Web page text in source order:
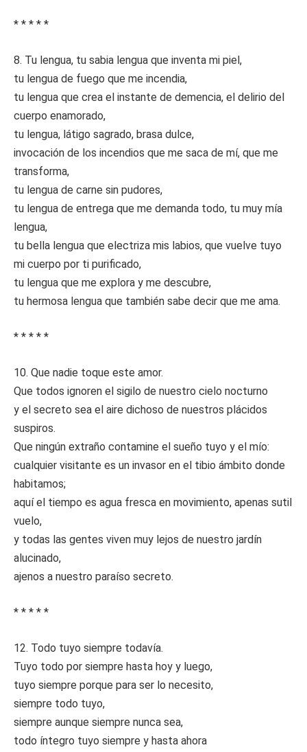
* * * * *
8. Tu lengua, tu sabia lengua que inventa mi piel,
tu lengua de fuego que me incendia,
tu lengua que crea el instante de demencia, el delirio del
cuerpo enamorado,
tu lengua, látigo sagrado, brasa dulce,
invocación de los incendios que me saca de mí, que me
transforma,
tu lengua de carne sin pudores,
tu lengua de entrega que me demanda todo, tu muy mía
lengua,
tu bella lengua que electriza mis labios, que vuelve tuyo
mi cuerpo por ti purificado,
tu lengua que me explora y me descubre,
tu hermosa lengua que también sabe decir que me ama.
* * * * *
10. Que nadie toque este amor.
Que todos ignoren el sigilo de nuestro cielo nocturno
y el secreto sea el aire dichoso de nuestros plácidos
suspiros.
Que ningún extraño contamine el sueño tuyo y el mío:
cualquier visitante es un invasor en el tibio ámbito donde
habitamos;
aquí el tiempo es agua fresca en movimiento, apenas sutil
vuelo,
y todas las gentes viven muy lejos de nuestro jardín
alucinado,
ajenos a nuestro paraíso secreto.
* * * * *
12. Todo tuyo siempre todavía.
Tuyo todo por siempre hasta hoy y luego,
tuyo siempre porque para ser lo necesito,
siempre todo tuyo,
siempre aunque siempre nunca sea,
todo íntegro tuyo siempre y hasta ahora